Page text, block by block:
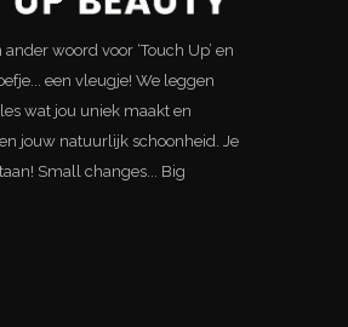
woord voor ‘Touch Up’ en
een vleugje! We leggen
wat jou uniek maakt en
jouw natuurlijk schoonheid. Je
Small changes... Big